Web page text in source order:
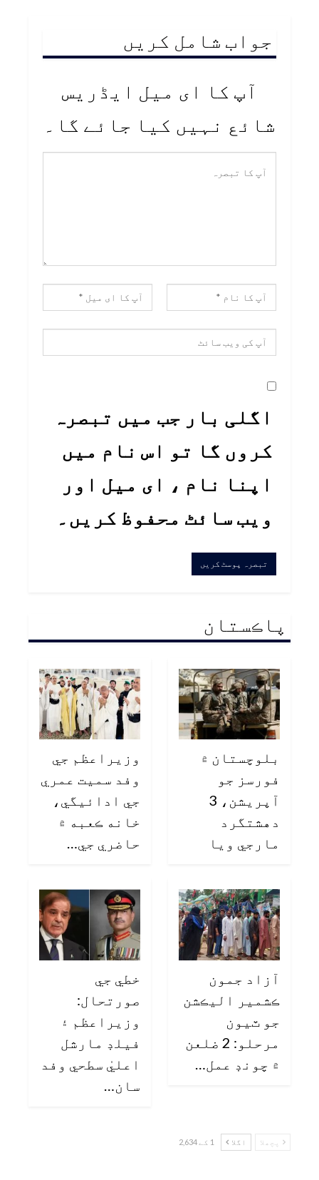
جواب شامل کریں
آپ کا ای میل ایڈریس
شائع نہیں کیا جائے گا۔
اگلی بار جب میں تبصرہ
کروں گا تو اس نام میں
اپنا نام ، ای میل اور
ویب سائٹ محفوظ کریں۔
پاڪستان
بلوچستان ۾
فورسز جو
آپريشن، 3
دهشتگرد
مارجي ويا
وزيراعظم جي
وفد سميت عمري
جي ادائيگي،
خانه ڪعبه ۾
حاضري جي…
آزاد جمون
ڪشمير اليڪشن
جو ٽيون
مرحلو: 2 ضلعن
۾ چونڊ عمل…
خطي جي
صورتحال:
وزيراعظم ۽
فيلڊ مارشل
اعليٰ سطحي وفد
سان…
پچھلا اگلا 1 کے 2,634